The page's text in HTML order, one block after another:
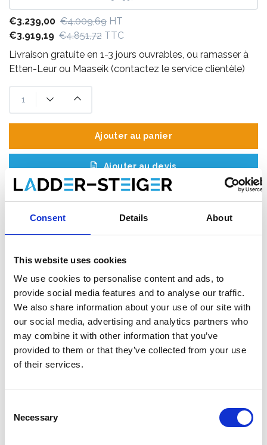
Consent Details About
This website uses cookies
We use cookies to personalise content and ads, to
provide social media features and to analyse our traffic.
We also share information about your use of our site with
our social media, advertising and analytics partners who
may combine it with other information that you’ve
provided to them or that they’ve collected from your use
of their services.
Selection
Necessary
€3.239,00 €4.009,69 HT
€3.919,19 €4.851,72 TTC
Livraison gratuite en 1-3 jours ouvrables, ou ramasser à
Etten-Leur ou Maaseik (contactez le service clientèle)
Ajouter au panier
Ajouter au devis
Description
L'échafaudage roulant universel ASC 135x305est un
échafaudage roulant en aluminium avecun grand confort
d'assise
qu'une plate-
forme avec un plaque en bois.